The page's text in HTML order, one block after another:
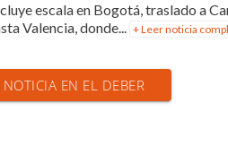
escala en Bogotá, traslado a
Valencia, donde... + Leer noticia
EN EL DEBER